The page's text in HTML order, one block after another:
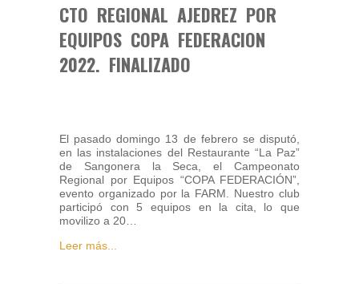
CTO REGIONAL AJEDREZ POR
EQUIPOS COPA FEDERACION
2022. FINALIZADO
El pasado domingo 13 de febrero se disputó,
en las instalaciones del Restaurante “La Paz”
de Sangonera la Seca, el Campeonato
Regional por Equipos “COPA FEDERACIÓN”,
evento organizado por la FARM. Nuestro club
participó con 5 equipos en la cita, lo que
movilizo a 20…
Leer más...